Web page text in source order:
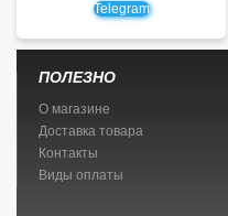
Telegram
ПОЛЕЗНО
О магазине
Доставка товара
Контакты
Виды оплаты